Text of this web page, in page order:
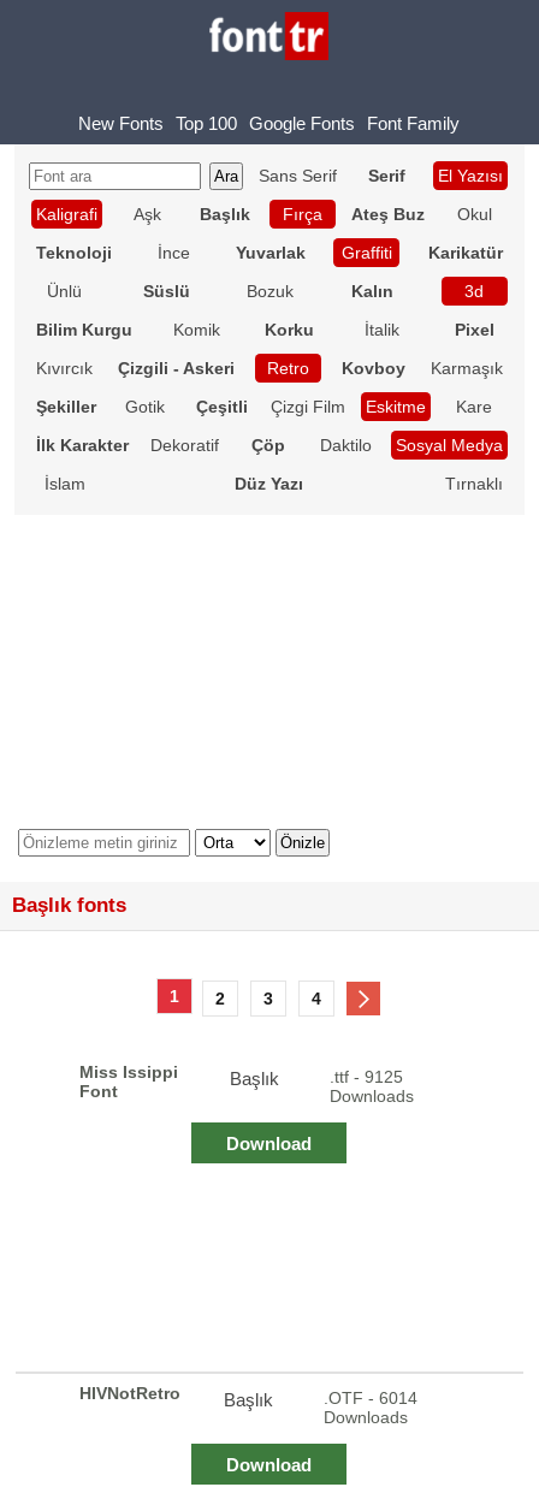
New Fonts Top 100 Google Fonts Font Family
Sans Serif Serif
El Yazısı
Kaligrafi
Aşk Başlık Fırça Ateş Buz
Okul
Teknoloji
İnce Yuvarlak Graffiti
Karikatür
Ünlü
Süslü Bozuk Kalın
3d
Bilim Kurgu
Komik Korku İtalik
Pixel
Kıvırcık
Çizgili - Askeri Retro Kovboy
Karmaşık
Şekiller
Gotik Çeşitli Çizgi Film Eskitme
Kare
İlk Karakter
Dekoratif Çöp Daktilo
Sosyal Medya
İslam
Düz Yazı Tırnaklı
Başlık fonts
1 2 3 4
Miss Issippi
Font
Başlık
.ttf - 9125
Downloads
Download
HIVNotRetro Başlık
.OTF - 6014
Downloads
Download